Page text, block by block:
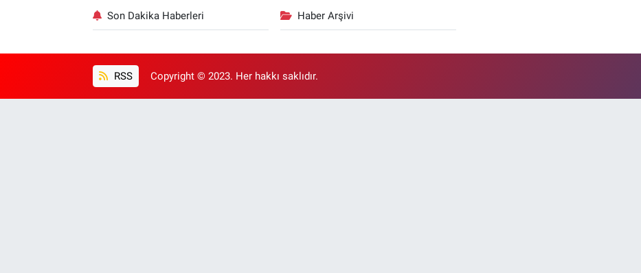
Son Dakika Haberleri Haber Arşivi
RSS Copyright © 2023. Her hakkı saklıdır.